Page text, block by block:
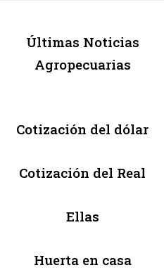
Últimas Noticias
Agropecuarias
Cotización del dólar
Cotización del Real
Ellas
Huerta en casa